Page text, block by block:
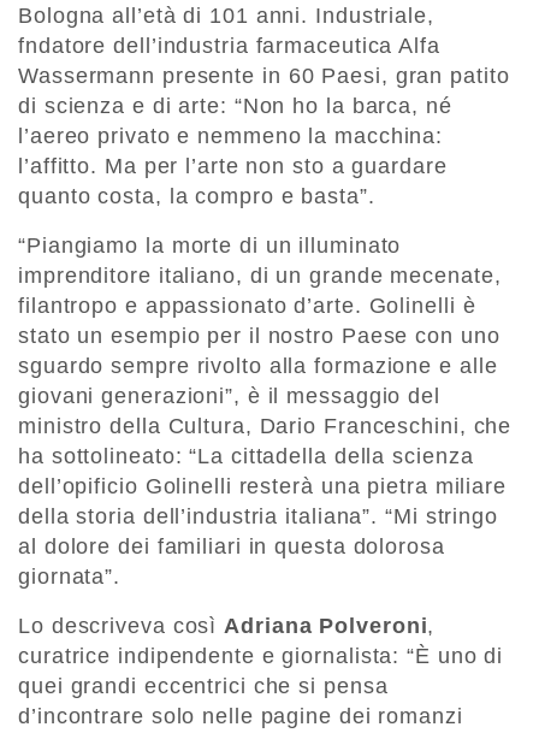
Bologna all’età di 101 anni. Industriale,
fndatore dell’industria farmaceutica Alfa
Wassermann presente in 60 Paesi, gran patito
di scienza e di arte: “Non ho la barca, né
l’aereo privato e nemmeno la macchina:
l’affitto. Ma per l’arte non sto a guardare
quanto costa, la compro e basta”.
“Piangiamo la morte di un illuminato
imprenditore italiano, di un grande mecenate,
filantropo e appassionato d’arte. Golinelli è
stato un esempio per il nostro Paese con uno
sguardo sempre rivolto alla formazione e alle
giovani generazioni”, è il messaggio del
ministro della Cultura, Dario Franceschini, che
ha sottolineato: “La cittadella della scienza
dell’opificio Golinelli resterà una pietra miliare
della storia dell’industria italiana”. “Mi stringo
al dolore dei familiari in questa dolorosa
giornata”.
Lo descriveva cosìAdriana Polveroni,
curatrice indipendente e giornalista: “È uno di
quei grandi eccentrici che si pensa
d’incontrare solo nelle pagine dei romanzi